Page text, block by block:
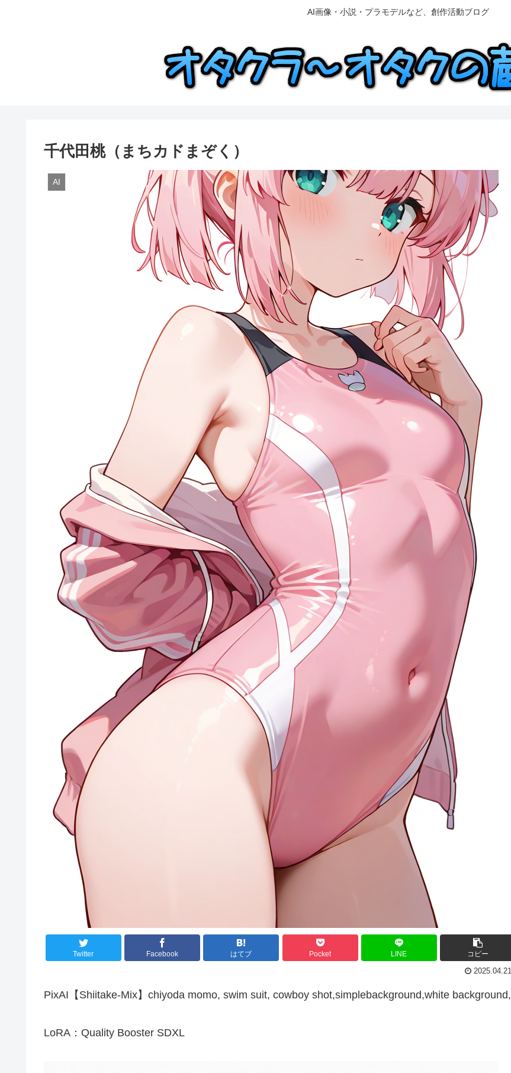
AI画像・小説・プラモデルなど、創作活動ブログ
千代田桃（まちカドまぞく）
AI
Twitter Facebook はてブ Pocket LINE コピー
2025.04.21
PixAI【Shiitake-Mix】chiyoda momo, swim suit, cowboy shot,simplebackground,white background,
LoRA：Quality Booster SDXL